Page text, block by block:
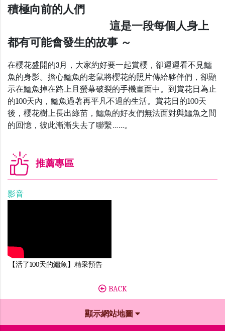
積極向前的人們
這是一段每個人身上
都有可能會發生的故事 ～
在櫻花盛開的3月，大家約好要一起賞櫻，卻遲遲看不見鱷
魚的身影。擔心鱷魚的老鼠將櫻花的照片傳給夥伴們，卻顯
示在鱷魚掉在路上且螢幕破裂的手機畫面中。到賞花日為止
的100天內，鱷魚過著再平凡不過的生活。賞花日的100天
後，櫻花樹上長出綠苗，鱷魚的好友們無法面對與鱷魚之間
的回憶，彼此漸漸失去了聯繫……。
推薦專區
影音
【活了100天的鱷魚】精采預告
BACK
顯示網站地圖